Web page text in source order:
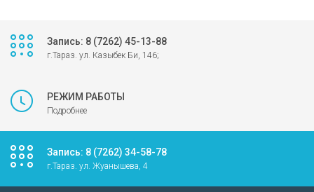
Запись: 8 (7262) 45-13-88
г.Тараз. ул. Казыбек Би, 146;
РЕЖИМ РАБОТЫ
Подробнее
Запись: 8 (7262) 34-58-78
г.Тараз. ул. Жуанышева, 4